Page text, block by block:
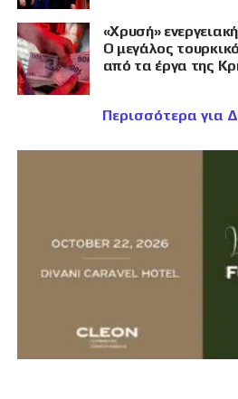
«Χρυσή»
Ο μεγάλος
από τα έργα της
Περισσότερα για